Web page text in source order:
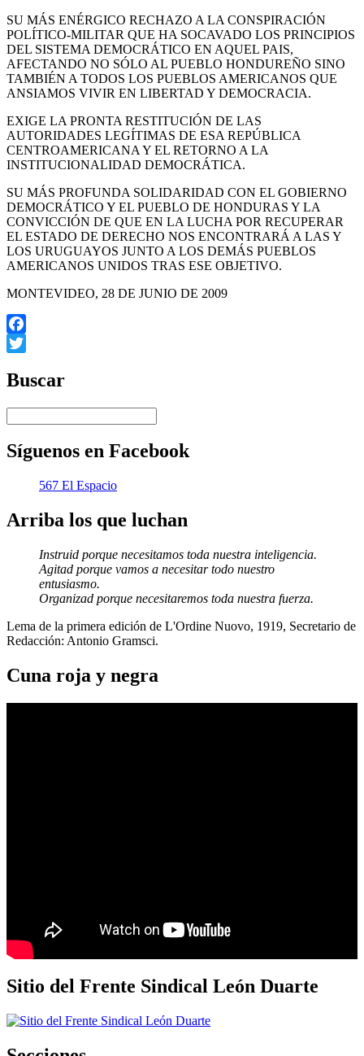
SU MÁS ENÉRGICO RECHAZO A LA CONSPIRACIÓN
POLÍTICO-MILITAR QUE HA SOCAVADO LOS PRINCIPIOS
DEL SISTEMA DEMOCRÁTICO EN AQUEL PAIS,
AFECTANDO NO SÓLO AL PUEBLO HONDUREÑO SINO
TAMBIÉN A TODOS LOS PUEBLOS AMERICANOS QUE
ANSIAMOS VIVIR EN LIBERTAD Y DEMOCRACIA.
EXIGE LA PRONTA RESTITUCIÓN DE LAS
AUTORIDADES LEGÍTIMAS DE ESA REPÚBLICA
CENTROAMERICANA Y EL RETORNO A LA
INSTITUCIONALIDAD DEMOCRÁTICA.
SU MÁS PROFUNDA SOLIDARIDAD CON EL GOBIERNO
DEMOCRÁTICO Y EL PUEBLO DE HONDURAS Y LA
CONVICCIÓN DE QUE EN LA LUCHA POR RECUPERAR
EL ESTADO DE DERECHO NOS ENCONTRARÁ A LAS Y
LOS URUGUAYOS JUNTO A LOS DEMÁS PUEBLOS
AMERICANOS UNIDOS TRAS ESE OBJETIVO.
MONTEVIDEO, 28 DE JUNIO DE 2009
Facebook
Buscar
Síguenos en Facebook
567 El Espacio
Arriba los que luchan
Instruid porque necesitamos toda nuestra inteligencia.
Agitad porque vamos a necesitar todo nuestro
entusiasmo.
Organizad porque necesitaremos toda nuestra fuerza.
Lema de la primera edición de L'Ordine Nuovo, 1919, Secretario de
Redacción: Antonio Gramsci.
Cuna roja y negra
Sitio del Frente Sindical León Duarte